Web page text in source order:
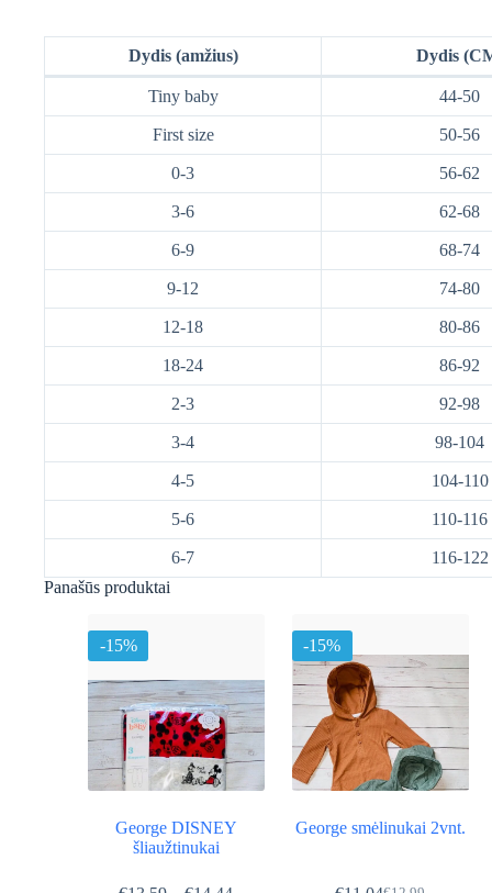
Dydis (amžius) Dydis
Tiny baby 44-50
First size 50-56
0-3 56-62
3-6 62-68
6-9 68-74
9-12 74-80
12-18 80-86
18-24 86-92
2-3 92-98
3-4 98-104
4-5 104-110
5-6 110-116
6-7
116-122
Panašūs produktai
-15%
George DISNEY
šliaužtinukai
-15%
George smėlinukai 2vnt.